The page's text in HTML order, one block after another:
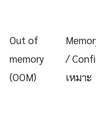
Out of
memory
(OOM)
/
เหมาะ